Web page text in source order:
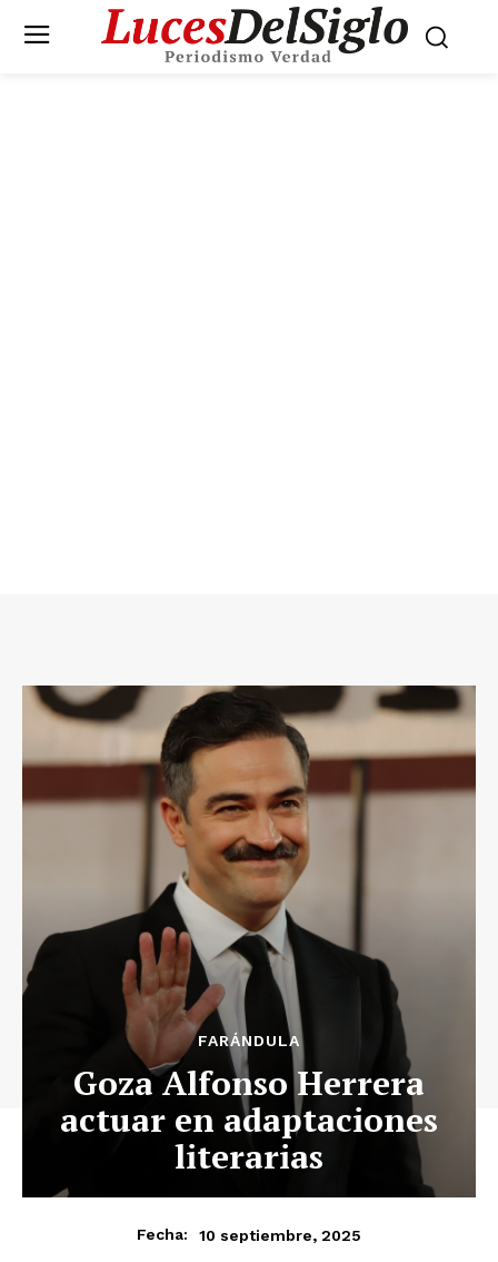
FARÁNDULA
Goza Alfonso Herrera
actuar en adaptaciones
literarias
Fecha: 10 septiembre, 2025